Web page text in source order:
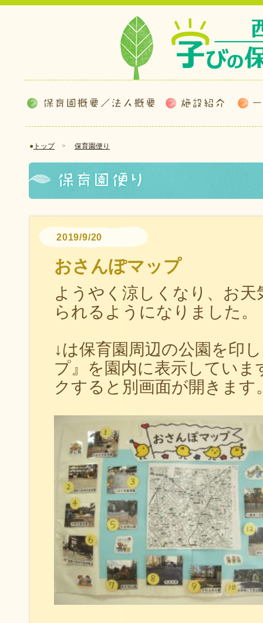
● トップ> 保育園便り
2019/9/20
おさんぽマップ
ようやく涼しくなり、お天
られるようになりました。
↓は保育園周辺の公園を印
プ』を園内に表示していま
クすると別画面が開きます